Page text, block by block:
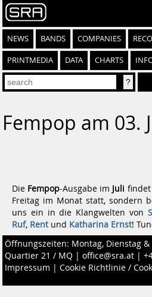
NEWS BANDS COMPANIES
PRINTMEDIA DATA CHARTS
Fempop am 03.
Die Fempop-Ausgabe im Juli findet
Freitag im Monat statt, sondern
uns ein in die Klangwelten von
Ruf, Rent und Katharina Ernst!
Öffnungszeiten: Montag, Dienstag
Quartier 21 / MQ | office@sra.at |
Impressum | Cookie Richtlinie /